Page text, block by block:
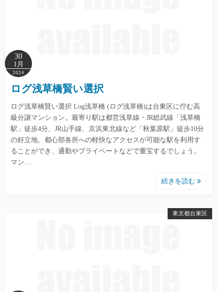
30
1月
2024
ログ浅草橋賢い選択
ログ浅草橋賢い選択 Log浅草橋 (ログ浅草橋)は台東区に佇む高
級分譲マンション。最寄り駅は都営浅草線・JR総武線「浅草橋
駅」徒歩4分、JR山手線、京浜東北線など「秋葉原駅」徒歩10分
の好立地。都心部各所への軽快なアクセスが可能な駅を利用す
ることができ、通勤やプライベートなどで重宝するでしょう。
マン…
続きを読む
東京都台東区